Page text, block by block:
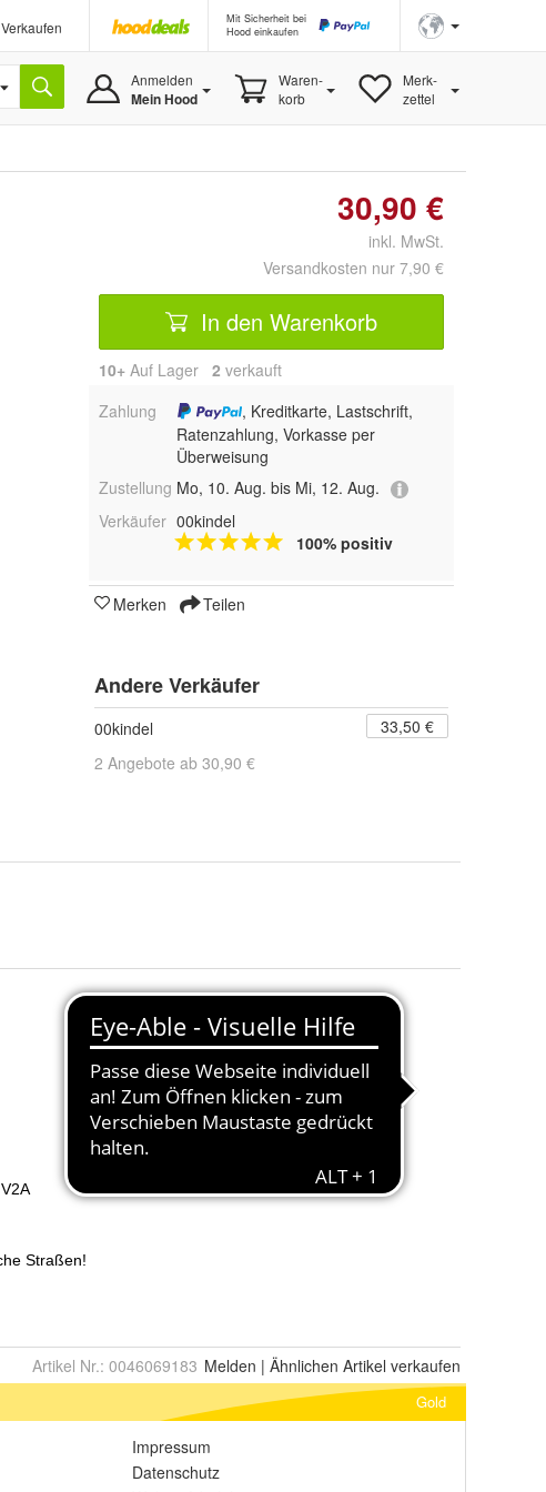
Verkaufen
Mit Sicherheit bei
Hood einkaufen
Anmelden
Mein Hood
Waren-
korb
Merk-
zettel
30,90 €
inkl. MwSt.
Versandkosten nur 7,90 €
In den Warenkorb
10+ Auf Lager 2 verkauft
Zahlung
, Kreditkarte, Lastschrift,
Ratenzahlung, Vorkasse per
Überweisung
Zustellung Mo, 10. Aug. bis Mi, 12. Aug.
Verkäufer 00kindel
100% positiv
Merken Teilen
Andere Verkäufer
00kindel
33,50 €
2 Angebote ab 30,90 €
Artikel Nr.: 0046069183 Melden | Ähnlichen Artikel verkaufen
Gold
Impressum
Datenschutz